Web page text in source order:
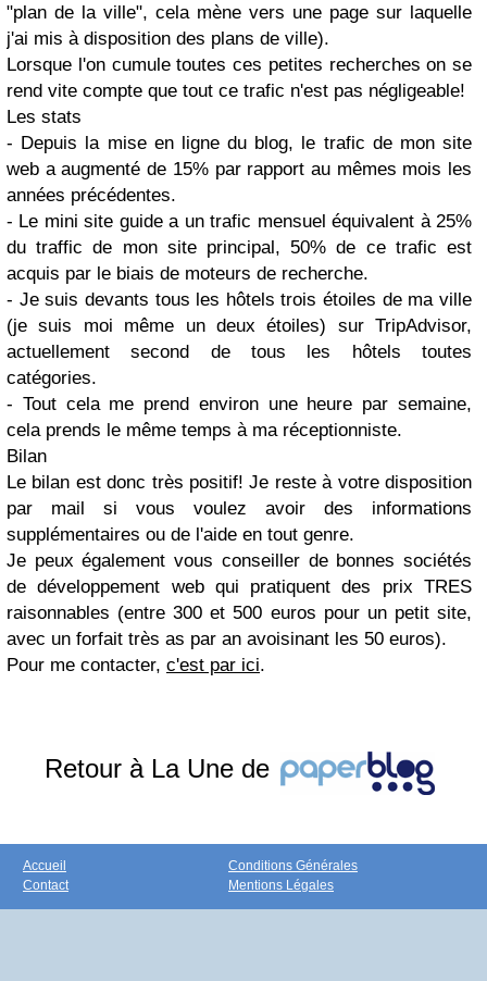
"plan de la ville", cela mène vers une page sur laquelle
j'ai mis à disposition des plans de ville).
Lorsque l'on cumule toutes ces petites recherches on se
rend vite compte que tout ce trafic n'est pas négligeable!
Les stats
- Depuis la mise en ligne du blog, le trafic de mon site
web a augmenté de 15% par rapport au mêmes mois les
années précédentes.
- Le mini site guide a un trafic mensuel équivalent à 25%
du traffic de mon site principal, 50% de ce trafic est
acquis par le biais de moteurs de recherche.
- Je suis devants tous les hôtels trois étoiles de ma ville
(je suis moi même un deux étoiles) sur TripAdvisor,
actuellement second de tous les hôtels toutes
catégories.
- Tout cela me prend environ une heure par semaine,
cela prends le même temps à ma réceptionniste.
Bilan
Le bilan est donc très positif! Je reste à votre disposition
par mail si vous voulez avoir des informations
supplémentaires ou de l'aide en tout genre.
Je peux également vous conseiller de bonnes sociétés
de développement web qui pratiquent des prix TRES
raisonnables (entre 300 et 500 euros pour un petit site,
avec un forfait très as par an avoisinant les 50 euros).
Pour me contacter, c'est par ici.
Retour à La Une de
Accueil
Contact
Conditions Générales
Mentions Légales